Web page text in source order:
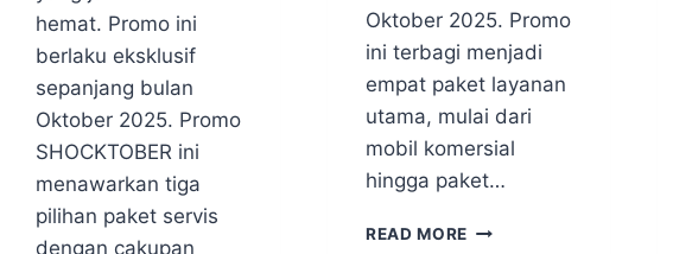
hemat. Promo ini
berlaku eksklusif
sepanjang bulan
Oktober 2025. Promo
SHOCKTOBER ini
menawarkan tiga
pilihan paket servis
dengan cakupan
Oktober 2025. Promo
ini terbagi menjadi
empat paket layanan
utama, mulai dari
mobil komersial
hingga paket…
READ MORE